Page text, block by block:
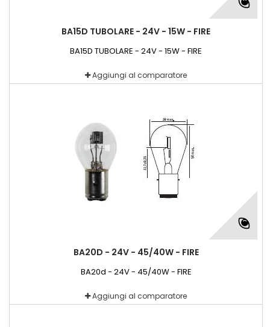
BA15D TUBOLARE - 24V - 15W - FIRE
BA15D TUBOLARE - 24V - 15W - FIRE
Aggiungi al comparatore
BA20D - 24V - 45/40W - FIRE
BA20d - 24V - 45/40W - FIRE
Aggiungi al comparatore